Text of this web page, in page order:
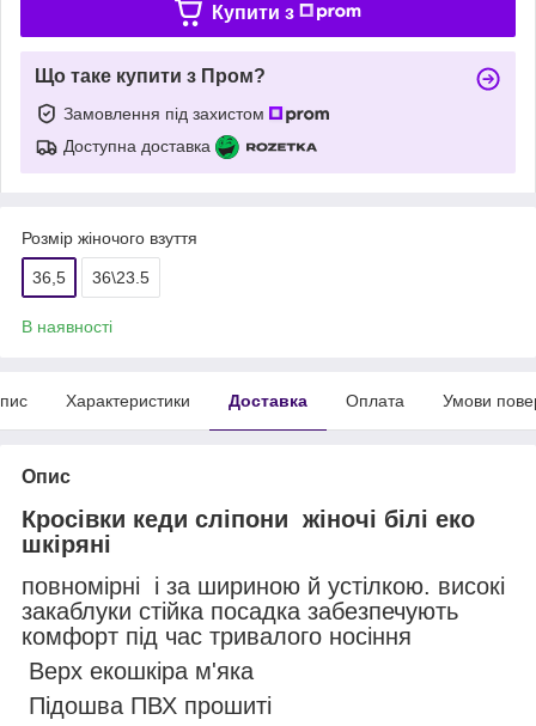
Купити з
Що таке купити з Пром?
Замовлення під захистом
Доступна доставка
Розмір жіночого взуття
36,5 36\23.5
В наявності
Характеристики Доставка Оплата Умови
Опис
Кросівки кеди сліпони жіночі білі еко
шкіряні
повномірні і за шириною й устілкою. високі
закаблуки стійка посадка забезпечують
комфорт під час тривалого носіння
Верх екошкіра м'яка
Підошва ПВХ прошиті